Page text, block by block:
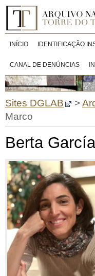
INÍCIO IDENTIFICAÇÃO
CANAL DE DENÚNCIAS
Sites DGLAB >
Marco
Berta